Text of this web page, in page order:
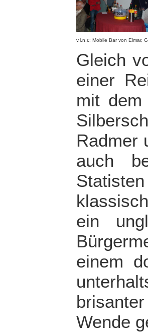
v.l.n.r.: Mobile Bar von Elmar,
Gleich
einer
mit dem
Radmer
auch
ein
einem
Wende